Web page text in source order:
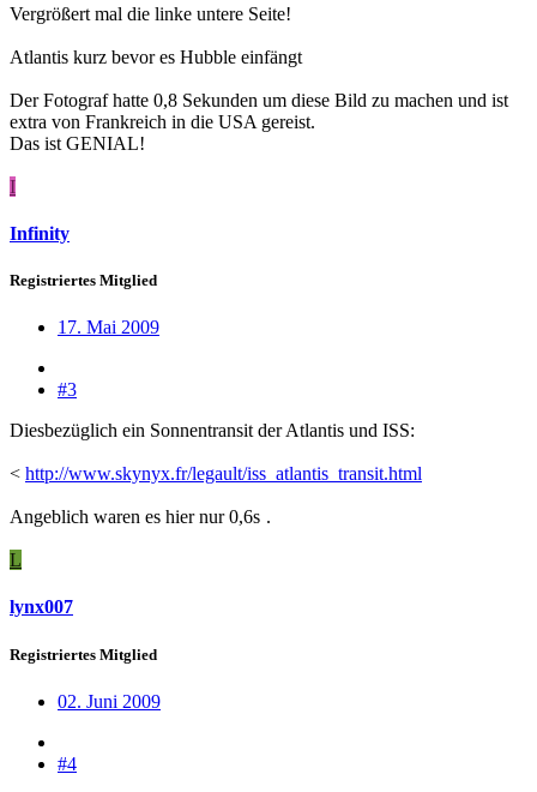
Vergrößert mal die linke untere Seite!
Atlantis kurz bevor es Hubble einfängt
Der Fotograf hatte 0,8 Sekunden um diese Bild zu machen und ist
extra von Frankreich in die USA gereist.
Das ist GENIAL!
I
Infinity
Registriertes Mitglied
17. Mai 2009
#3
Diesbezüglich ein Sonnentransit der Atlantis und ISS:
< http://www.skynyx.fr/legault/iss_atlantis_transit.html
Angeblich waren es hier nur 0,6s .
L
lynx007
Registriertes Mitglied
02. Juni 2009
#4